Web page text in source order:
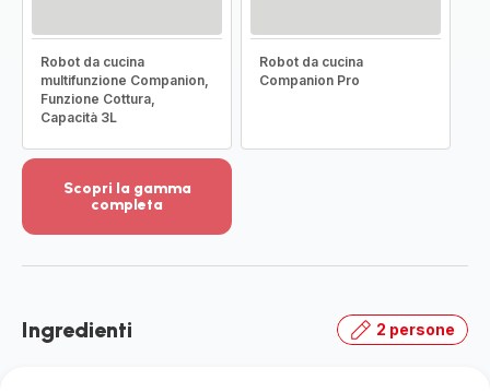
Robot da cucina
multifunzione Companion,
Funzione Cottura,
Capacità 3L
Robot da cucina
Companion Pro
Scopri la gamma
completa
dettagli
la
Ingredienti 2 persone